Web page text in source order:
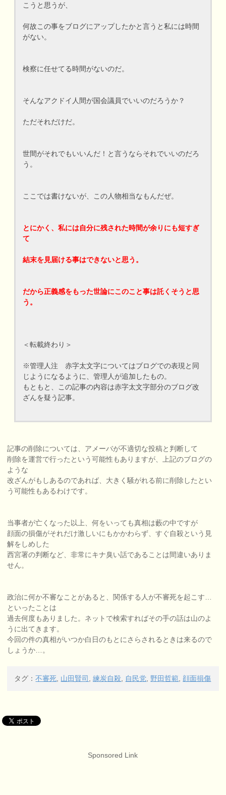
こうと思うが、
何故この事をブログにアップしたかと言うと私には時間
がない。
検察に任せてる時間がないのだ。
そんなアクドイ人間が国会議員でいいのだろうか？
ただそれだけだ。
世間がそれでもいいんだ！と言うならそれでいいのだろ
う。
ここでは書けないが、この人物相当なもんだぜ。
とにかく、私には自分に残された時間が余りにも短すぎ
て
結末を見届ける事はできないと思う。
だから正義感をもった世論にこのこと事は託くそうと思
う。
＜転載終わり＞
※管理人注 赤字太文字についてはブログでの表現と同
じようになるように、管理人が追加したもの。
もともと、この記事の内容は赤字太文字部分のブログ改
ざんを疑う記事。
記事の削除については、アメーバが不適切な投稿と判断して
削除を運営で行ったという可能性もありますが、上記のブログの
ような
改ざんがもしあるのであれば、大きく騒がれる前に削除したとい
う可能性もあるわけです。
当事者が亡くなった以上、何をいっても真相は藪の中ですが
顔面の損傷がそれだけ激しいにもかかわらず、すぐ自殺という見
解をしめした
西宮署の判断など、非常にキナ臭い話であることは間違いありま
せん。
政治に何か不審なことがあると、関係する人が不審死を起こす…
といったことは
過去何度もありました。ネットで検索すればその手の話は山のよ
うに出てきます。
今回の件の真相がいつか白日のもとにさらされるときは来るので
しょうか…。
タグ：不審死 山田賢司 ,練炭自殺 自民党 野田哲範 顔面損傷
Sponsored Link